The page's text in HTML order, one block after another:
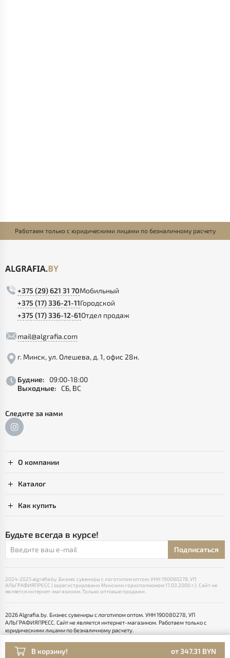
В корзину! от 347.31 BYN
Работаем только с юридическими лицами по безналичному расчету
+375 (29) 621 31 70Мобильный
+375 (17) 336-21-11Городской
+375 (17) 336-12-61Отдел продаж
mail@algrafia.com
г. Минск, ул. Олешева, д. 1, офис 28н.
Будние:
09:00-18:00
Выходные: СБ, ВС
Следите за нами
О компании
Каталог
Как купить
Будьте всегда в курсе!
Подписаться
2024-2025 algrafia.by. Бизнес сувениры с логотипом оптом. УНН 190080278, УП
АЛЬГРАФИЯПРЕСС (зарегистрировано Минским горисполкомом 17.03.2000 г.). Сайт не
является интернет-магазином. Только оптовые продажи.
2026 Algrafia.by. Бизнес сувениры с логотипом оптом. УНН 190080278, УП
АЛЬГРАФИЯПРЕСС. Сайт не является интернет-магазином. Работаем только с
юридическими лицами по безналичному расчету.